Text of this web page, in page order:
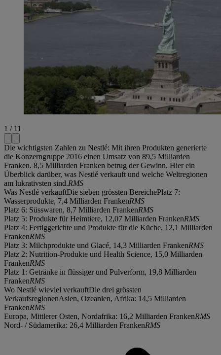
1 / 11
Die wichtigsten Zahlen zu Nestlé: Mit ihren Produkten generierte
die Konzerngruppe 2016 einen Umsatz von 89,5 Milliarden
Franken. 8,5 Milliarden Franken betrug der Gewinn. Hier ein
Überblick darüber, was Nestlé verkauft und welche Weltregionen
am lukrativsten sind.RMS
Was Nestlé verkauftDie sieben grössten BereichePlatz 7:
Wasserprodukte, 7,4 Milliarden FrankenRMS
Platz 6: Süsswaren, 8,7 Milliarden FrankenRMS
Platz 5: Produkte für Heimtiere, 12,07 Milliarden FrankenRMS
Platz 4: Fertiggerichte und Produkte für die Küche, 12,1 Milliarden
FrankenRMS
Platz 3: Milchprodukte und Glacé, 14,3 Milliarden FrankenRMS
Platz 2: Nutrition-Produkte und Health Science, 15,0 Milliarden
FrankenRMS
Platz 1: Getränke in flüssiger und Pulverform, 19,8 Milliarden
FrankenRMS
Wo Nestlé wieviel verkauftDie drei grössten
VerkaufsregionenAsien, Ozeanien, Afrika: 14,5 Milliarden
FrankenRMS
Europa, Mittlerer Osten, Nordafrika: 16,2 Milliarden FrankenRMS
Nord- / Südamerika: 26,4 Milliarden FrankenRMS